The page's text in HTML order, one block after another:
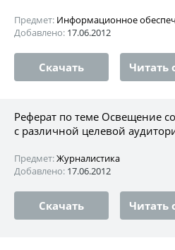
Предмет: Информационное
Добавлено: 17.06.2012
Скачать Читать
Реферат по теме Освещение
с различной целевой
Предмет:Журналистика
Добавлено: 17.06.2012
Скачать Читать